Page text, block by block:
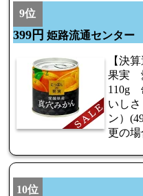
9位
399円 姫路流通センター
【決
果実
110g
いし
ン）
更の場
10位